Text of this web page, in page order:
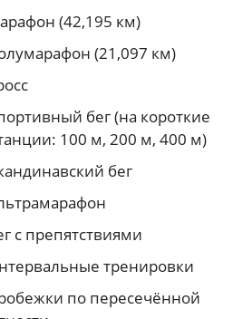
(42,195 км)
(21,097 км)
бег (на короткие
100 м, 200 м, 400 м)
бег
с препятствиями
тренировки
по пересечённой